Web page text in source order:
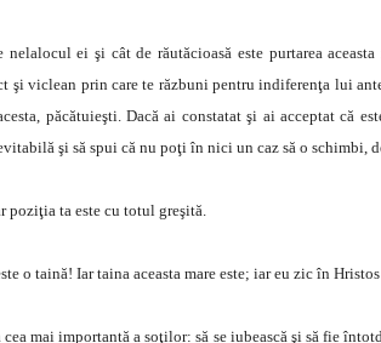
ei şi cât de răutăcioasă este purtarea
şi viclean prin care te răzbuni pentru indiferenţa lui
păcătuieşti. Dacă ai constatat şi ai acceptat că
şi să spui că nu poţi în nici un caz să o schimbi,
poziţia ta este cu totul greşită.
o taină! Iar taina aceasta mare este; iar eu zic în
mai importantă a soţilor: să se iubească şi să fie